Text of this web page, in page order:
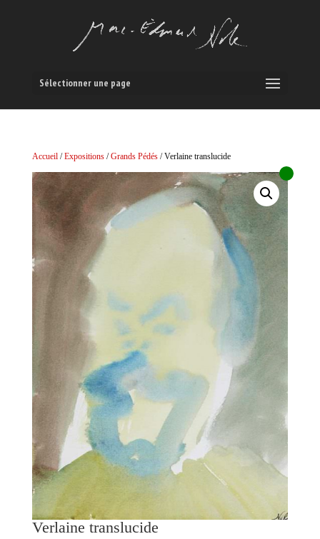
Sélectionner une page
Accueil/Expositions/Grands Pédés/ Verlaine translucide
Verlaine translucide